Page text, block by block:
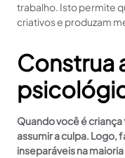
trabalho. Isto permite
criativos e produzam
Construa
Quando você é
assumir a culpa. Logo,
inseparáveis na